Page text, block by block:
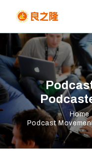
Home
Podcast
HOME
ABOUT
EVENTS
NEWS &